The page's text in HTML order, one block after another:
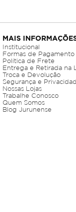
MAIS
Institucional
Formas de Pagamento
Política de Frete
Entrega e Retirada na
Troca e Devolução
Segurança e
Nossas Lojas
Trabalhe Conosco
Quem Somos
Blog Jurunense